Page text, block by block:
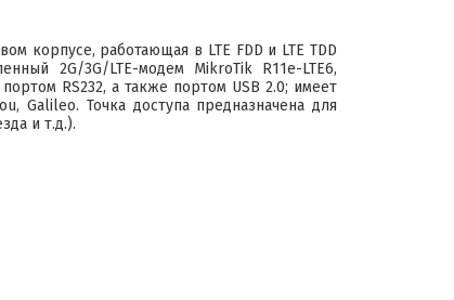
корпусе, работающая в LTE FDD и LTE TDD
2G/3G/LTE-модем MikroTik R11e-LTE6,
RS232, а также портом USB 2.0; имеет
Galileo. Точка доступа предназначена для
и т.д.).